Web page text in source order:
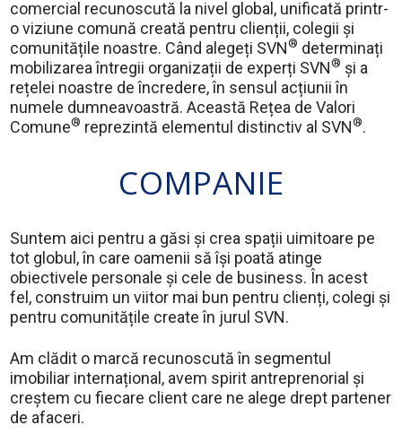
comercial recunoscută la nivel global, unificată printr-
o viziune comună creată pentru clienții, colegii și
comunitățile noastre. Când alegeți SVN® determinați
mobilizarea întregii organizații de experți SVN® și a
rețelei noastre de încredere, în sensul acțiunii în
numele dumneavoastră. Această Rețea de Valori
Comune® reprezintă elementul distinctiv al SVN®.
COMPANIE
Suntem aici pentru a găsi și crea spații uimitoare pe
tot globul, în care oamenii să își poată atinge
obiectivele personale și cele de business. În acest
fel, construim un viitor mai bun pentru clienți, colegi și
pentru comunitățile create în jurul SVN.
Am clădit o marcă recunoscută în segmentul
imobiliar internațional, avem spirit antreprenorial și
creștem cu fiecare client care ne alege drept partener
de afaceri.